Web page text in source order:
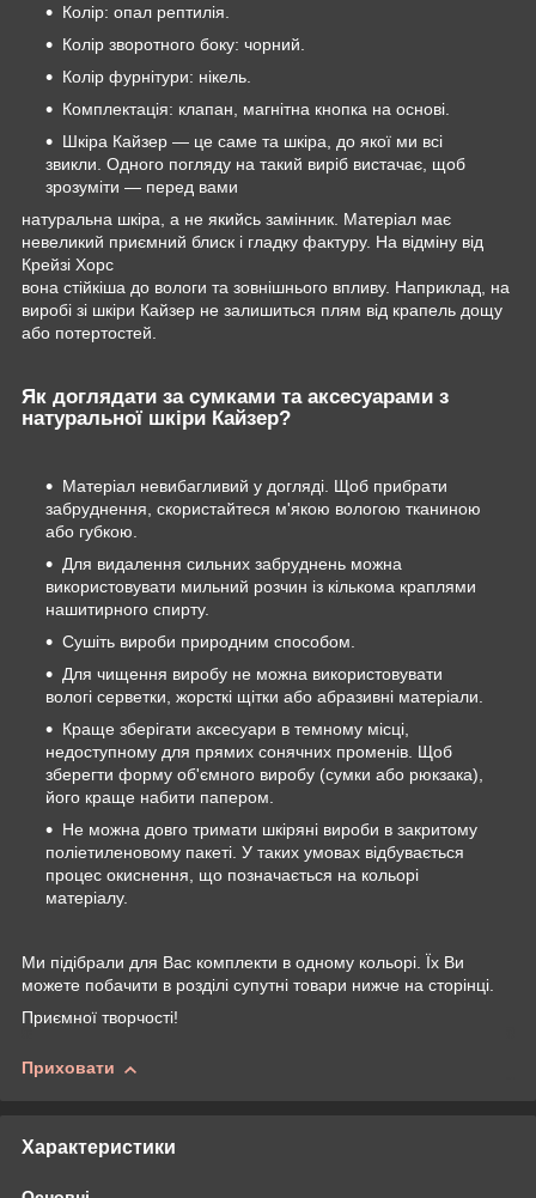
Колір: опал рептилія.
Колір зворотного боку: чорний.
Колір фурнітури: нікель.
Комплектація: клапан, магнітна кнопка на основі.
Шкіра Кайзер — це саме та шкіра, до якої ми всі
звикли. Одного погляду на такий виріб вистачає, щоб
зрозуміти — перед вами
натуральна шкіра, а не якийсь замінник. Матеріал має
невеликий приємний блиск і гладку фактуру. На відміну від
Крейзі Хорс
вона стійкіша до вологи та зовнішнього впливу. Наприклад, на
виробі зі шкіри Кайзер не залишиться плям від крапель дощу
або потертостей.
Як доглядати за сумками та аксесуарами з
натуральної шкіри Кайзер?
Матеріал невибагливий у догляді. Щоб прибрати
забруднення, скористайтеся м'якою вологою тканиною
або губкою.
Для видалення сильних забруднень можна
використовувати мильний розчин із кількома краплями
нашитирного спирту.
Сушіть вироби природним способом.
Для чищення виробу не можна використовувати
вологі серветки, жорсткі щітки або абразивні матеріали.
Краще зберігати аксесуари в темному місці,
недоступному для прямих сонячних променів. Щоб
зберегти форму об'ємного виробу (сумки або рюкзака),
його краще набити папером.
Не можна довго тримати шкіряні вироби в закритому
поліетиленовому пакеті. У таких умовах відбувається
процес окиснення, що позначається на кольорі
матеріалу.
Ми підібрали для Вас комплекти в одному кольорі. Їх Ви
можете побачити в розділі супутні товари нижче на сторінці.
Приємної творчості!
Приховати
Характеристики